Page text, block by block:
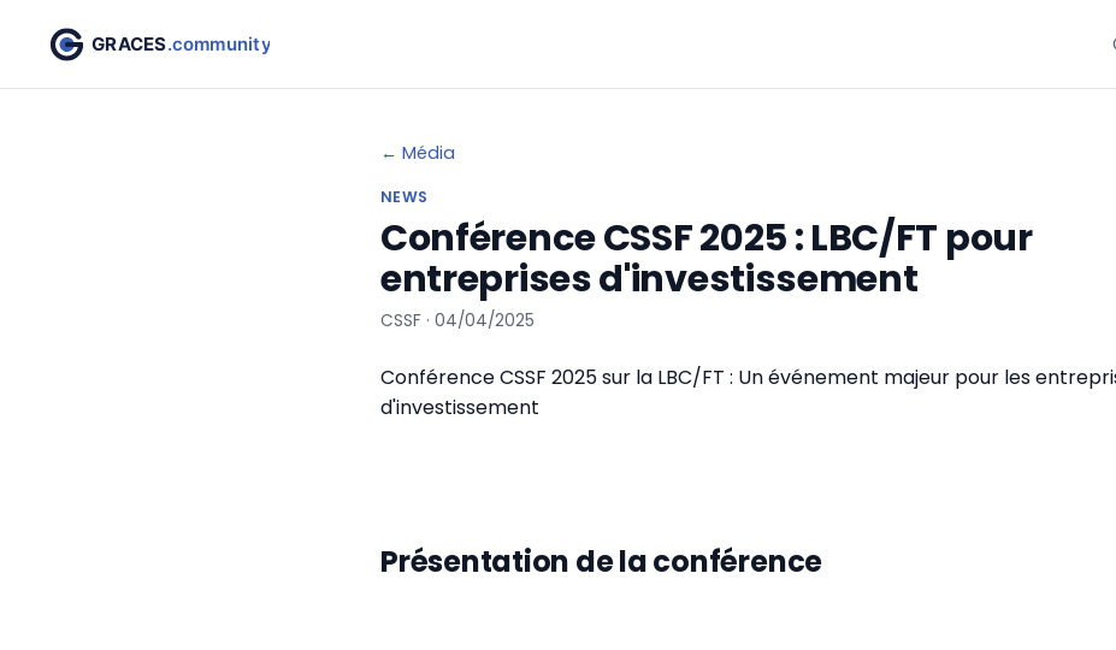
← Média
NEWS
Conférence CSSF 2025 : LBC/FT pour
entreprises d'investissement
CSSF · 04/04/2025
Conférence CSSF 2025 sur la LBC/FT : Un événement majeur pour les
d'investissement
Présentation de la conférence